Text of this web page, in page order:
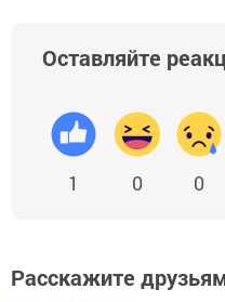
Оставляйте
1 0 0
Расскажите